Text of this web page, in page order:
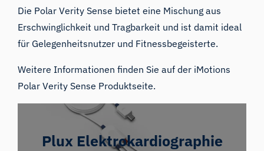
Die Polar Verity Sense bietet eine Mischung aus
Erschwinglichkeit und Tragbarkeit und ist damit ideal
für Gelegenheitsnutzer und Fitnessbegeisterte.
Weitere Informationen finden Sie auf der iMotions
Polar Verity Sense Produktseite.
Plux Elektrokardiographie